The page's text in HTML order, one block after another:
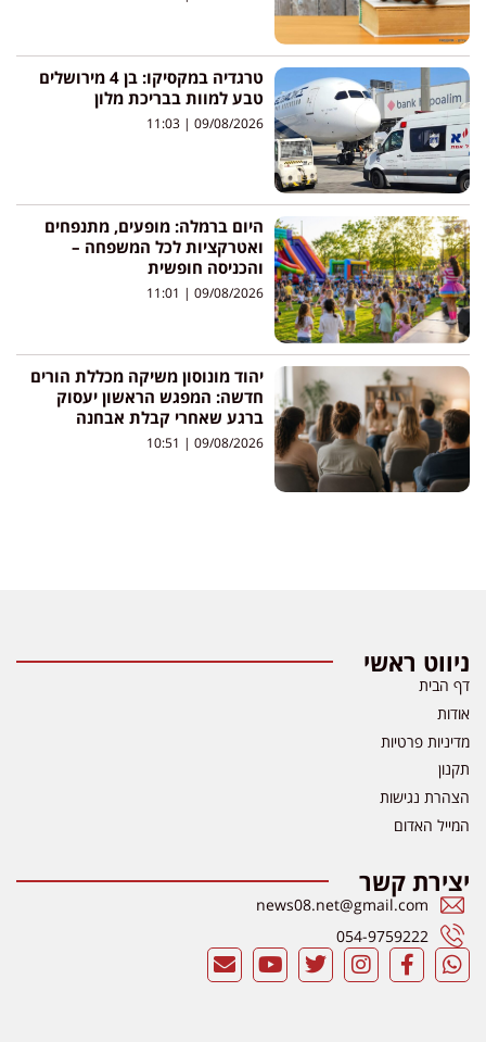
טרגדיה במקסיקו: בן 4 מירושלים
טבע למוות בבריכת מלון
09/08/2026
היום ברמלה: מופעים, מתנפחים
ואטרקציות לכל המשפחה –
והכניסה חופשית
09/08/2026
יהוד מונוסון משיקה מכללת הורים
חדשה: המפגש הראשון יעסוק
ברגע שאחרי קבלת אבחנה
09/08/2026
ניווט ראשי
דף הבית
אודות
מדיניות פרטיות
תקנון
הצהרת נגישות
המייל האדום
יצירת קשר
news08.net@gmail.com
054-9759222